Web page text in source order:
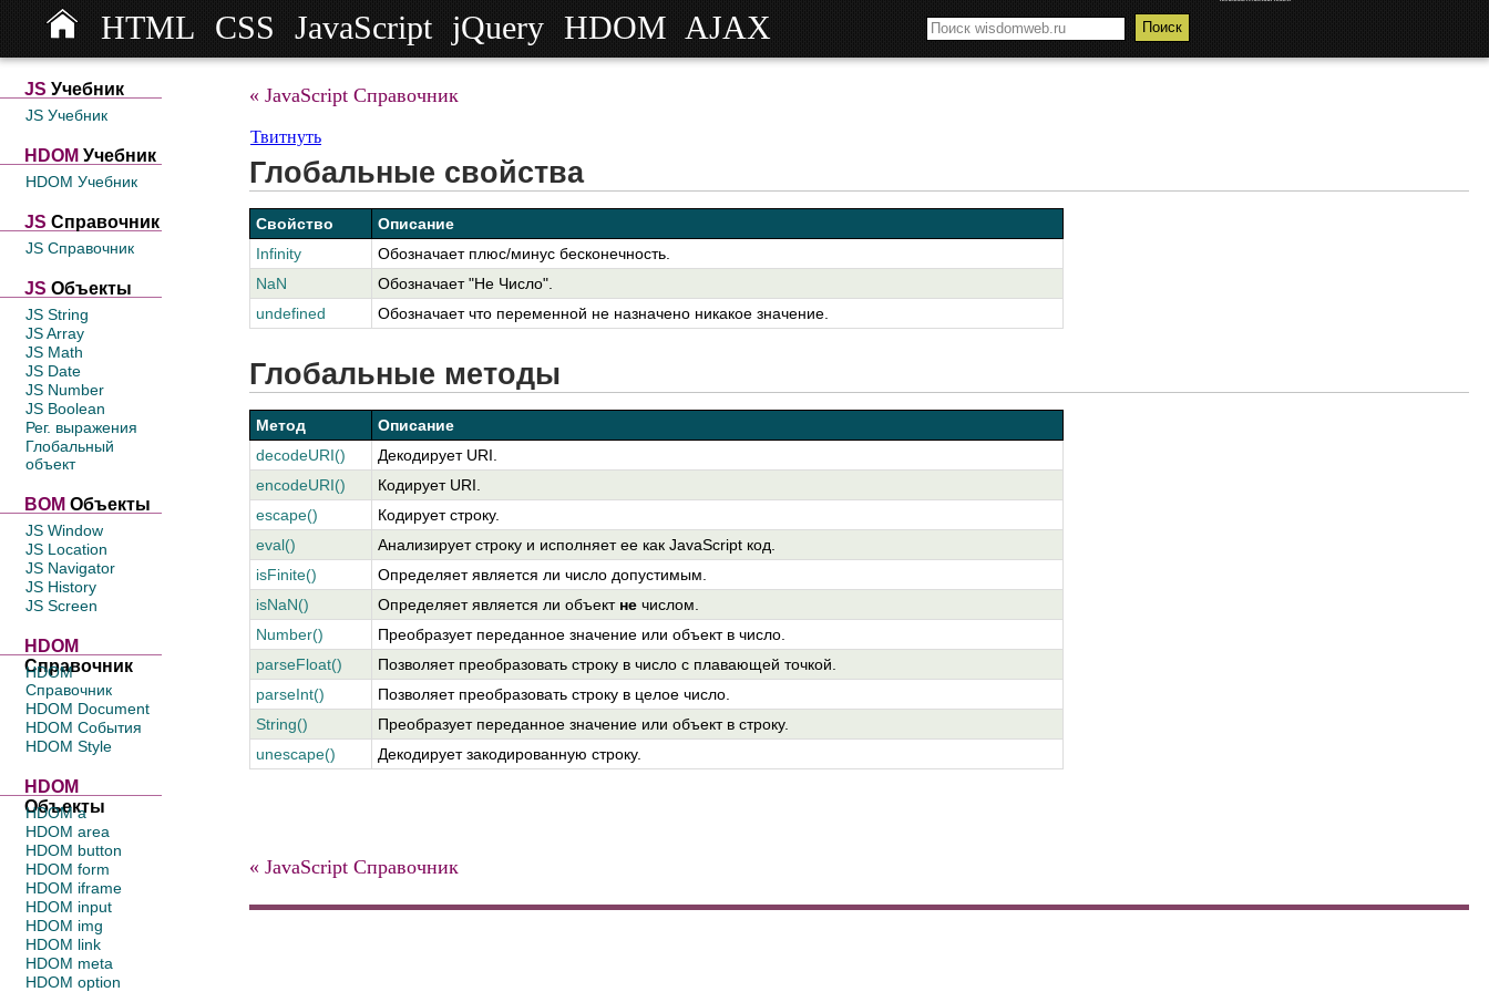
HTML CSS JavaScript jQuery HDOM AJAX
JS Учебник
JS Учебник
HDOM Учебник
HDOM Учебник
JS Справочник
JS Справочник
JS Объекты
JS String
JS Array
JS Math
JS Date
JS Number
JS Boolean
Рег. выражения
Глобальный
объект
BOM Объекты
JS Window
JS Location
JS Navigator
JS History
JS Screen
HDOM
Справочник
HDOM
Справочник
HDOM Document
HDOM События
HDOM Style
HDOM
Объекты
HDOM a
HDOM area
HDOM button
HDOM form
HDOM iframe
HDOM input
HDOM img
HDOM link
HDOM meta
HDOM option
« JavaScript Справочник
Твитнуть
Глобальные свойства
Свойство
Описание
Infinity
Обозначает плюс/минус бесконечность.
NaN
Обозначает "Не Число".
undefined
Обозначает что переменной не назначено никакое значение.
Глобальные методы
Метод
Описание
decodeURI()
Декодирует URI.
encodeURI()
Кодирует URI.
escape()
Кодирует строку.
eval()
Анализирует строку и исполняет ее как JavaScript код.
isFinite()
Определяет является ли число допустимым.
isNaN()
Определяет является ли объект не числом.
Number()
Преобразует переданное значение или объект в число.
parseFloat()
Позволяет преобразовать строку в число с плавающей точкой.
parseInt()
Позволяет преобразовать строку в целое число.
String()
Преобразует переданное значение или объект в строку.
unescape()
Декодирует закодированную строку.
« JavaScript Справочник